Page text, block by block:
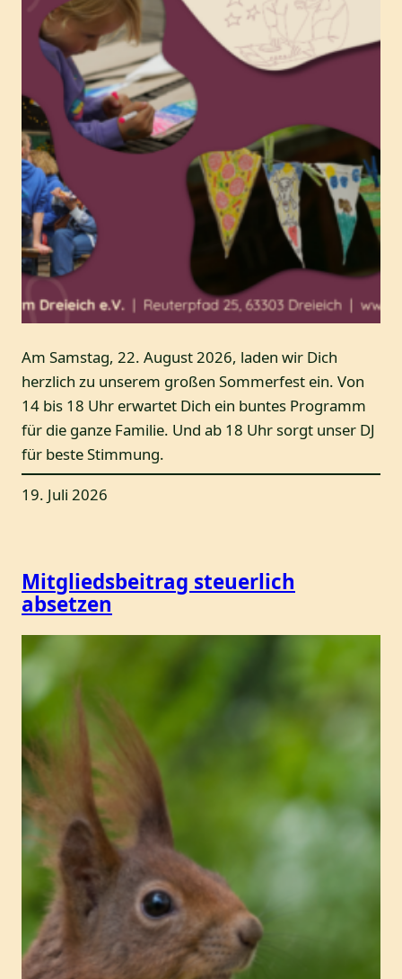
Am Samstag, 22. August 2026, laden wir Dich
herzlich zu unserem großen Sommerfest ein. Von
14 bis 18 Uhr erwartet Dich ein buntes Programm
für die ganze Familie. Und ab 18 Uhr sorgt unser DJ
für beste Stimmung.
19. Juli 2026
Mitgliedsbeitrag steuerlich
absetzen